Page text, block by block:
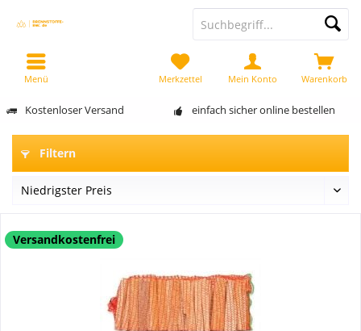
Kostenloser Versand einfach sicher online bestellen
Warenkorb
Merkzettel Mein Konto
Menü
Filtern
Versandkostenfrei